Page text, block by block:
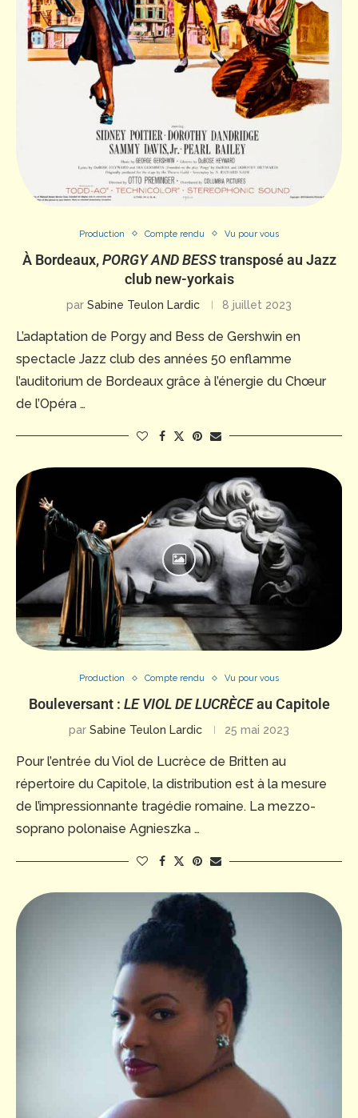
Production Compte rendu Vu pour vous
À Bordeaux,PORGY AND BESStransposé au Jazz
club new-yorkais
par Sabine Teulon Lardic 8 juillet 2023
L’adaptation de Porgy and Bess de Gershwin en
spectacle Jazz club des années 50 enflamme
l’auditorium de Bordeaux grâce à l’énergie du Chœur
de l’Opéra …
Production Compte rendu Vu pour vous
Bouleversant : LE VIOL DE LUCRÈCEau Capitole
par Sabine Teulon Lardic 25 mai 2023
Pour l’entrée du Viol de Lucrèce de Britten au
répertoire du Capitole, la distribution est à la mesure
de l’impressionnante tragédie romaine. La mezzo-
soprano polonaise Agnieszka …